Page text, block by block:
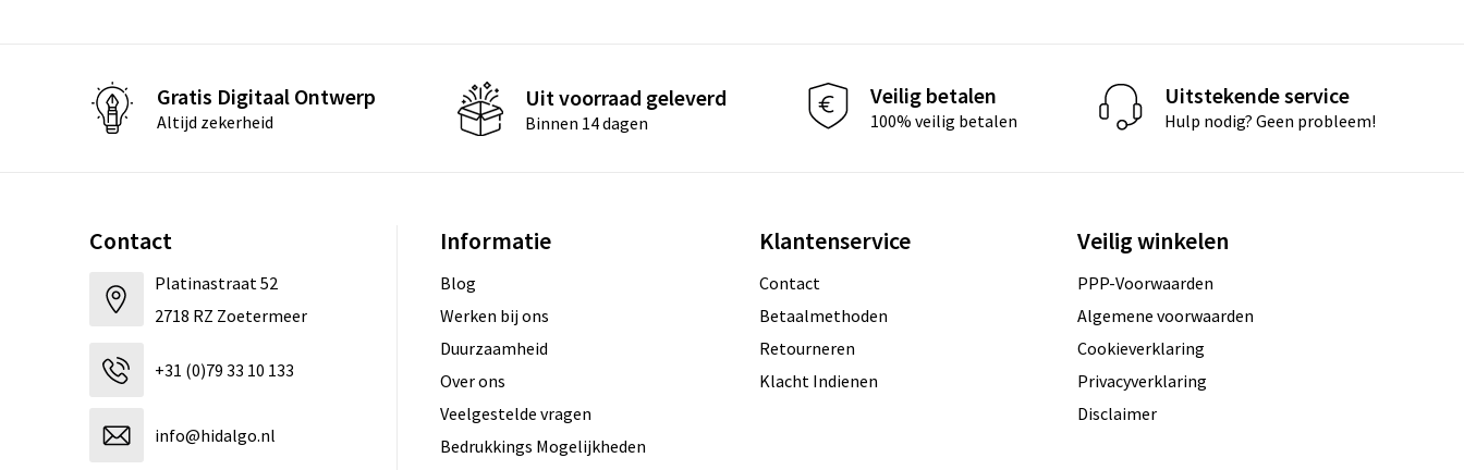
Gratis Digitaal Ontwerp
Altijd zekerheid
Uit voorraad geleverd
Binnen 14 dagen
Veilig betalen
100% veilig betalen
Uitstekende service
Hulp nodig? Geen probleem!
Contact
Platinastraat 52
2718 RZ Zoetermeer
+31 (0)79 33 10 133
info@hidalgo.nl
Informatie
Blog
Werken bij ons
Duurzaamheid
Over ons
Veelgestelde vragen
Bedrukkings Mogelijkheden
Klantenservice
Contact
Betaalmethoden
Retourneren
Klacht Indienen
Veilig winkelen
PPP-Voorwaarden
Algemene voorwaarden
Cookieverklaring
Privacyverklaring
Disclaimer